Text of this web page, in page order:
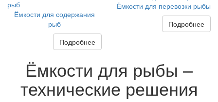
Ёмкости для содержания
рыб
Подробнее
Ёмкости для перевозки рыбы
Подробнее
Ёмкости для рыбы –
технические решения